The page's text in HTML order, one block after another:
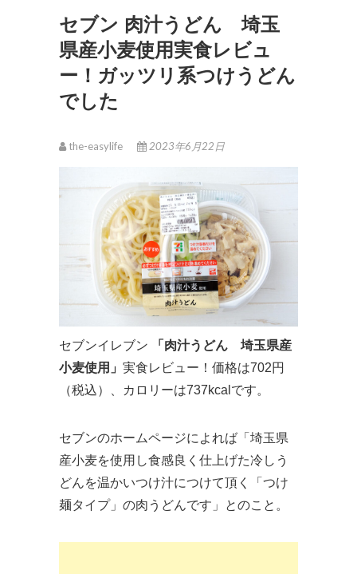
セブン 肉汁うどん 埼玉
県産小麦使用実食レビュ
ー！ガッツリ系つけうどん
でした
the-easylife 2023年6月22日
セブンイレブン
「肉汁うどん 埼玉県産
小麦使用」 実食レビュー！価格は702円
（税込）、カロリーは737kcalです。
セブンのホームページによれば「埼玉県
産小麦を使用し食感良く仕上げた冷しう
どんを温かいつけ汁につけて頂く「つけ
麺タイプ」の肉うどんです」とのこと。